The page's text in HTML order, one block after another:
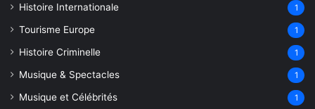
Histoire Internationale 1
Tourisme Europe 1
Histoire Criminelle 1
Musique & Spectacles 1
Musique et Célébrités 1